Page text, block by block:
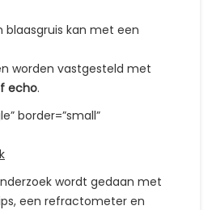
blaasgruis kan met een
worden vastgesteld met
echo.
border=”small”
wordt gedaan met
een refractometer en